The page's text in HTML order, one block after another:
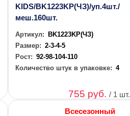
KIDS/BK1223KP(ЧЗ)/уп.4шт./
меш.160шт.
Артикул:
BK1223KP(ЧЗ)
Размер: 2-3-4-5
Рост: 92-98-104-110
Количество штук в упаковке: 4
755 руб./ 1 шт.
Всесезонный